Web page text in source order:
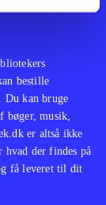
bestille
Du kan bruge
bøger, musik,
er altså ikke
hvad der findes på
få leveret til dit